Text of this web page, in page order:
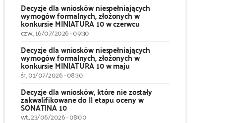
Decyzje dla wniosków niespełniających
wymogów formalnych, złożonych w
konkursie MINIATURA 10 w czerwcu
czw., 16/07/2026 - 09:30
Decyzje dla wniosków niespełniających
wymogów formalnych, złożonych w
konkursie MINIATURA 10 w maju
śr., 01/07/2026 - 08:30
Decyzje dla wniosków, które nie zostały
zakwalifikowane do II etapu oceny w
SONATINA 10
wt., 23/06/2026 - 08:00